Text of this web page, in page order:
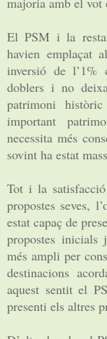
El PSM i la resta
havien emplaçat
inversió de
doblers i no
patrimoni
important
necessita més
sovint ha estat
Tot i la
propostes seves,
estat capaç de
propostes inicials
més ampli per
destinacions
aquest sentit el
presenti els altres